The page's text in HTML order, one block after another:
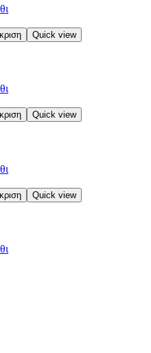
Quick view
Quick view
Quick view